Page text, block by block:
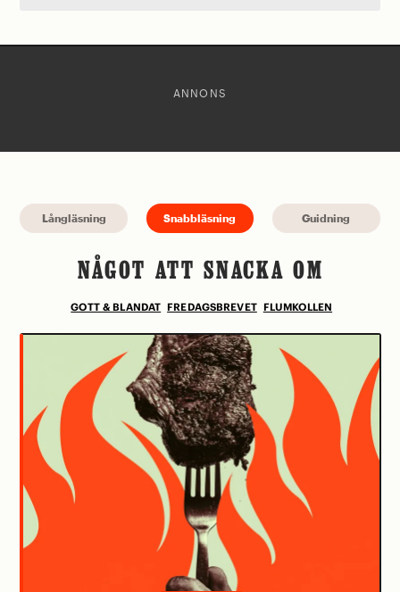
ANNONS
Långläsning Snabbläsning Guidning
NÅGOT ATT SNACKA OM
GOTT & BLANDAT FREDAGSBREVET FLUMKOLLEN